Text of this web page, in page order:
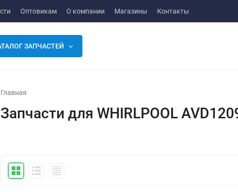
Оптовикам О компании Магазины Контакты
ЗАПЧАСТЕЙ
Главная
Запчасти для WHIRLPOOL